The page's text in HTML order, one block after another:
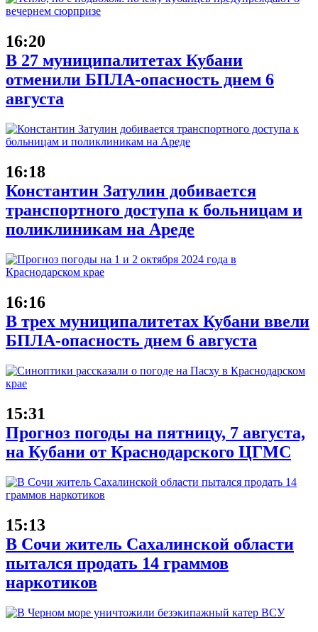
16:20
В 27 муниципалитетах Кубани
отменили БПЛА-опасность днем 6
августа
16:18
Константин Затулин добивается
транспортного доступа к больницам и
поликлиникам на Ареде
16:16
В трех муниципалитетах Кубани ввели
БПЛА-опасность днем 6 августа
15:31
Прогноз погоды на пятницу, 7 августа,
на Кубани от Краснодарского ЦГМС
15:13
В Сочи житель Сахалинской области
пытался продать 14 граммов
наркотиков